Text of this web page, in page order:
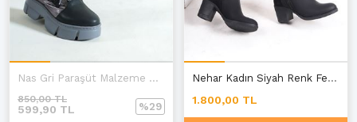
Nas Gri Paraşüt Malzeme Bağcıklı Bot
599,90 TL
850,00 TL
%29
Nehar Kadın Siyah Renk Fermuarlı Topuklu Bot E-1
1.800,00 TL